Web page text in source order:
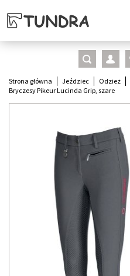
Strona główna Jeździec Odzież
Bryczesy Pikeur Lucinda Grip, szare